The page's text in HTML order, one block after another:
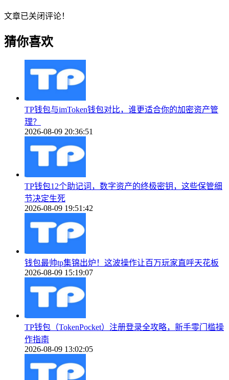
文章已关闭评论！
猜你喜欢
TP钱包与imToken钱包对比，谁更适合你的加密资产管
理？
2026-08-09 20:36:51
TP钱包12个助记词，数字资产的终极密钥，这些保管细
节决定生死
2026-08-09 19:51:42
钱包最帅tp集锦出炉！这波操作让百万玩家直呼天花板
2026-08-09 15:19:07
TP钱包（TokenPocket）注册登录全攻略，新手零门槛操
作指南
2026-08-09 13:02:05